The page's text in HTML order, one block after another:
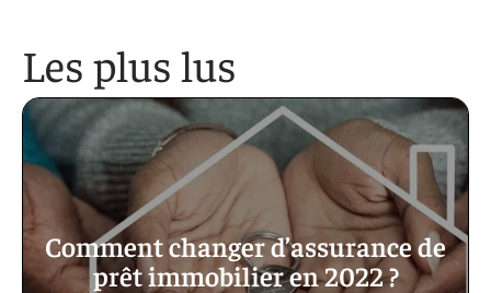
Les plus lus
Comment changer d’assurance de
prêt immobilier en 2022 ?